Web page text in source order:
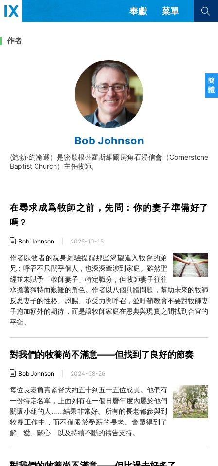
簡
體
奉獻 菜單
書評 訪談
解經式講道與神學
福音傳講與宣教 成員制與教會紀律
查看全部
查看全部
隱私條款
正體中文
西班牙語
葡萄牙語
俄語
烏茲別克語
达里语
韓語
土耳其語
阿拉伯語
阿爾巴尼亞語
作者
Bob Johnson
(鮑勃·約翰遜）是密歇根州羅斯維爾房角石浸信會（Cornerstone
Baptist Church）主任牧師。
在尋求成爲牧師之前，先問：你的妻子準備好了
嗎？
Bob Johnson 2025-10-15
作者以牧者的親身經驗提醒那些渴望進入牧會的弟
兄：呼召不只關乎個人，也深深牽涉到家庭。雖然聖
經並未賦予「牧師妻子」特定職分，但牧師妻子往往
承擔著獨特而艱難的角色。作者以八個具體問題，幫助未來的牧師
反思妻子的性格、恩賜、承受力與呼召，並呼籲教會不要對牧師妻
子施加額外的期待，而是讓牧師家庭在恩典與現實之間找到合宜的
平衡。
對我們的牧養尚不滿意——但找到了良好的節奏
Bob Johnson 2024-08-26
每位長老負責監督大約五十到五十五位成員。他們有
一份特定名單，上面列有在一個日曆年度內屬於他們
關懷小組的人……結果非常好。所有的長老都參與到
牧養工作中，而不僅限於受薪的長老。會眾得到了
解、愛、關心，以及持續不斷的禱告支持。